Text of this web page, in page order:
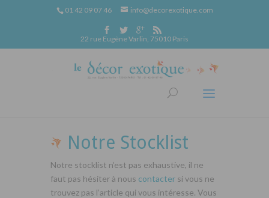
01 42 09 07 46 info@decorexotique.com
22 rue Eugène Varlin, 75010 Paris
Notre Stocklist
Notre stocklist n’est pas exhaustive, il ne
faut pas hésiter à nous contacter si vous ne
trouvez pas l’article qui vous intéresse. Vous